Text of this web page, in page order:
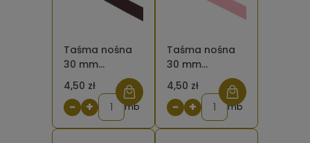
Taśma nośna
30 mm
poliestrowo -
bawełniana
brązowa
ciemna
4,50 zł
− + mb
Taśma nośna
30 mm
poliestrowo -
bawełniana
różowa jasna
4,50 zł
− + mb